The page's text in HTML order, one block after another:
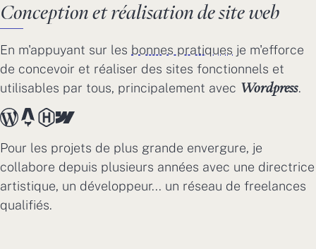
Conception et réalisation de site web
En m'appuyant sur les bonnes pratiques je m'efforce
de concevoir et réaliser des sites fonctionnels et
utilisables par tous, principalement avec Wordpress.
Pour les projets de plus grande envergure, je
collabore depuis plusieurs années avec une directrice
artistique, un développeur... un réseau de freelances
qualifiés.